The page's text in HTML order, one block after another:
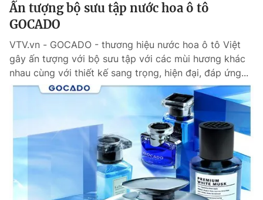
Thị trường 24h Tấm lòng Việt
VTV4 Vươn mình bằng AI
VTV9 VTV8
English
Ấn tượng bộ sưu tập nước hoa ô tô
GOCADO
VTV.vn - GOCADO - thương hiệu nước hoa ô tô Việt
gây ấn tượng với bộ sưu tập với các mùi hương khác
nhau cùng với thiết kế sang trọng, hiện đại, đáp ứng...